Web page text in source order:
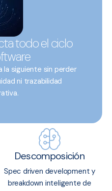
todo el ciclo
la siguiente sin perder
ni trazabilidad
Descomposición
Spec driven development y
breakdown inteligente de